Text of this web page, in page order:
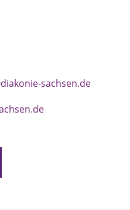
sachsen.de